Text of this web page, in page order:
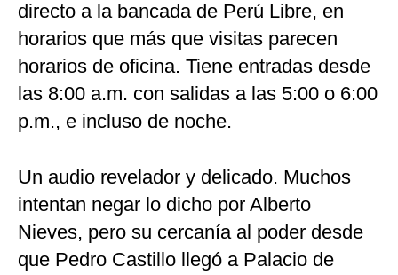
directo a la bancada de Perú Libre, en
horarios que más que visitas parecen
horarios de oficina. Tiene entradas desde
las 8:00 a.m. con salidas a las 5:00 o 6:00
p.m., e incluso de noche.
Un audio revelador y delicado. Muchos
intentan negar lo dicho por Alberto
Nieves, pero su cercanía al poder desde
que Pedro Castillo llegó a Palacio de